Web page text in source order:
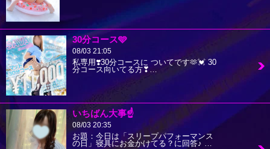
30分コース🩵
08/03 21:05
私専用❣️30分コースに ついてです🫶💓 30
分コース向いてる方❣…
いちばん大事☝️
08/03 20:35
お題：今日は「スリープパフォーマンス
の日」寝具にお金かけてる？に回答♪ …